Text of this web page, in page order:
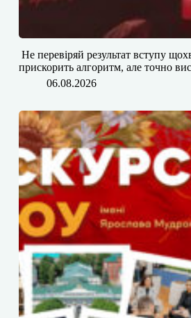
Не перевіряй результат вступу
прискорить алгоритм, але точно
06.08.2026